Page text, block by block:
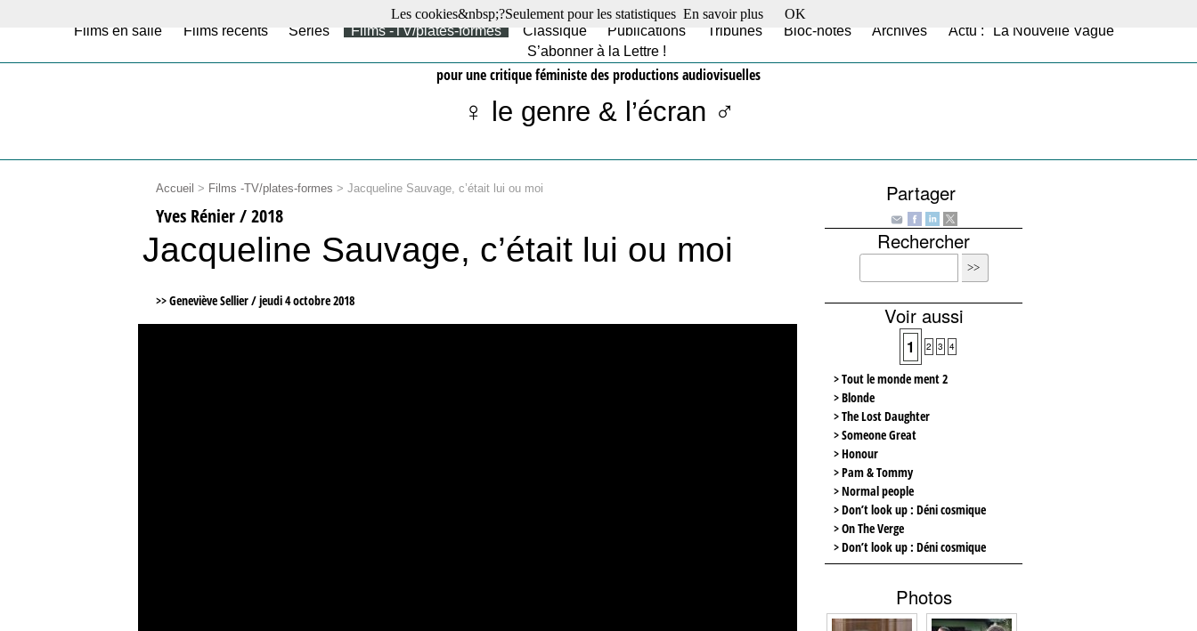
Films en salle Films récents Séries Films -TV/plates-formes Classique Publications Tribunes Bloc-notes Archives
Actu : "La Nouvelle Vague"
S’abonner à la Lettre !
pour une critique féministe des productions audiovisuelles
♀ le genre & l’écran ♂
Accueil > Films -TV/plates-formes > Jacqueline Sauvage, c’était lui ou moi
Yves Rénier / 2018
Jacqueline Sauvage, c’était lui ou moi
>> Geneviève Sellier /jeudi 4 octobre 2018
Partager
Rechercher
Voir aussi
1 2 3 4
> Tout le monde ment 2
> Blonde
> The Lost Daughter
> Someone Great
> Honour
> Pam & Tommy
> Normal people
> Don’t look up : Déni cosmique
> On The Verge
> Don’t look up : Déni cosmique
Photos
Les cookies&nbsp;?Seulement pour les statistiques En savoir plus OK